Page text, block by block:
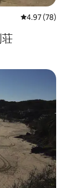
レビュー78
4.97 (78)